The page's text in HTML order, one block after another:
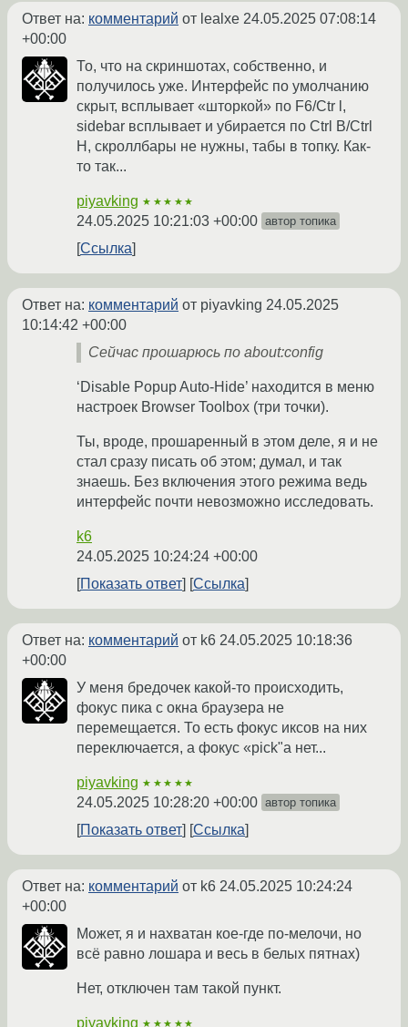
Ответ на: комментарий от lealxe 24.05.2025 07:08:14
+00:00
То, что на скриншотах, собственно, и
получилось уже. Интерфейс по умолчанию
скрыт, всплывает «шторкой» по F6/Ctr l,
sidebar всплывает и убирается по Ctrl B/Ctrl
H, скроллбары не нужны, табы в топку. Как-
то так...
piyavking ★★★★★
24.05.2025 10:21:03 +00:00 автор топика
Ссылка
Ответ на: комментарий от piyavking 24.05.2025
10:14:42 +00:00
Сейчас прошарюсь по about:config
‘Disable Popup Auto-Hide’ находится в меню
настроек Browser Toolbox (три точки).
Ты, вроде, прошаренный в этом деле, я и не
стал сразу писать об этом; думал, и так
знаешь. Без включения этого режима ведь
интерфейс почти невозможно исследовать.
k6
24.05.2025 10:24:24 +00:00
Показать ответ
Ссылка
Ответ на: комментарий от k6 24.05.2025 10:18:36
+00:00
У меня бредочек какой-то происходить,
фокус пика с окна браузера не
перемещается. То есть фокус иксов на них
переключается, а фокус «pick"а нет...
piyavking ★★★★★
24.05.2025 10:28:20 +00:00 автор топика
Показать ответ Ссылка
Ответ на: комментарий от k6 24.05.2025 10:24:24
+00:00
Может, я и нахватан кое-где по-мелочи, но
всё равно лошара и весь в белых пятнах)
Нет, отключен там такой пункт.
piyavking ★★★★★